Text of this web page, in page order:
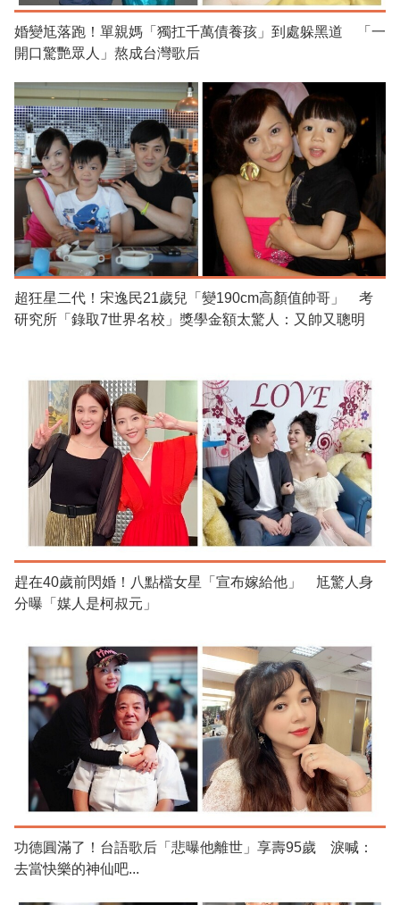
婚變尪落跑！單親媽「獨扛千萬債養孩」到處躲黑道 「一
開口驚艷眾人」熬成台灣歌后
超狂星二代！宋逸民21歲兒「變190cm高顏值帥哥」 考
研究所「錄取7世界名校」獎學金額太驚人：又帥又聰明
趕在40歲前閃婚！八點檔女星「宣布嫁給他」 尪驚人身
分曝「媒人是柯叔元」
功德圓滿了！台語歌后「悲曝他離世」享壽95歲 淚喊：
去當快樂的神仙吧...